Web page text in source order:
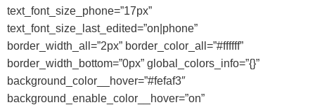
text_font_size_phone=”17px”
text_font_size_last_edited=”on|phone”
border_width_all=”2px” border_color_all=”#ffffff”
border_width_bottom=”0px” global_colors_info=”{}”
background_color__hover=”#fefaf3″
background_enable_color__hover=”on”